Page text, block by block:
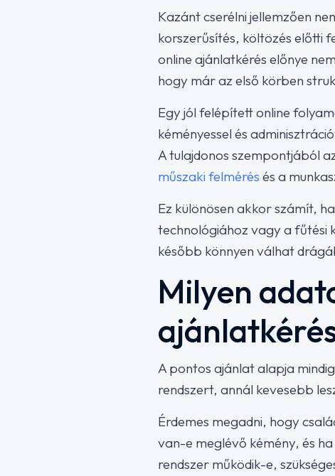
Kazánt cserélni jellemzően
korszerűsítés, költözés előtti
online ajánlatkérés előnye
hogy már az első körben
Egy jól felépített online
kéményessel és
A tulajdonos szempontjából
műszaki felmérés és a
Ez különösen akkor számít,
technológiához vagy a fűtési
később könnyen válhat
Milyen
A pontos ajánlat alapja
rendszert, annál kevesebb
Érdemes megadni, hogy
van-e meglévő kémény, és
rendszer működik-e,